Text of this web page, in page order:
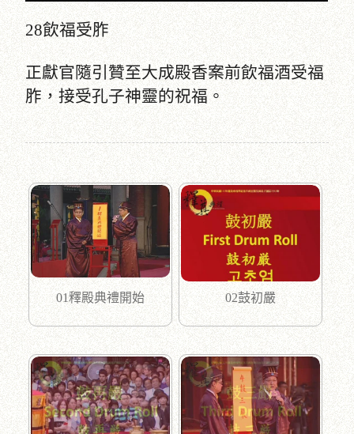
28飲福受胙
正獻官隨引贊至大成殿香案前飲福酒受福
胙，接受孔子神靈的祝福。
01釋殿典禮開始 02鼓初嚴